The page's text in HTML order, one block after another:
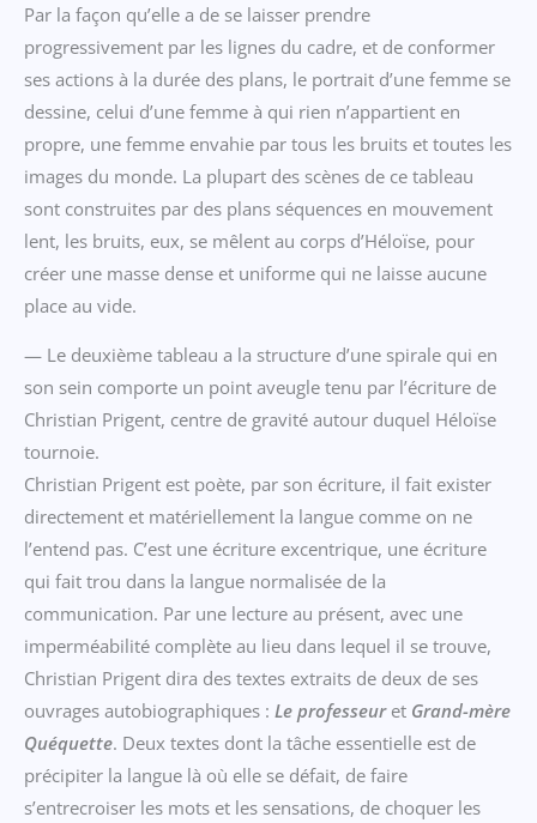
Par la façon qu’elle a de se laisser prendre
progressivement par les lignes du cadre, et de conformer
ses actions à la durée des plans, le portrait d’une femme se
dessine, celui d’une femme à qui rien n’appartient en
propre, une femme envahie par tous les bruits et toutes les
images du monde. La plupart des scènes de ce tableau
sont construites par des plans séquences en mouvement
lent, les bruits, eux, se mêlent au corps d’Héloïse, pour
créer une masse dense et uniforme qui ne laisse aucune
place au vide.
— Le deuxième tableau a la structure d’une spirale qui en
son sein comporte un point aveugle tenu par l’écriture de
Christian Prigent, centre de gravité autour duquel Héloïse
tournoie.
Christian Prigent est poète, par son écriture, il fait exister
directement et matériellement la langue comme on ne
l’entend pas. C’est une écriture excentrique, une écriture
qui fait trou dans la langue normalisée de la
communication. Par une lecture au présent, avec une
imperméabilité complète au lieu dans lequel il se trouve,
Christian Prigent dira des textes extraits de deux de ses
ouvrages autobiographiques : Le professeur et Grand-mère
Quéquette. Deux textes dont la tâche essentielle est de
précipiter la langue là où elle se défait, de faire
s’entrecroiser les mots et les sensations, de choquer les